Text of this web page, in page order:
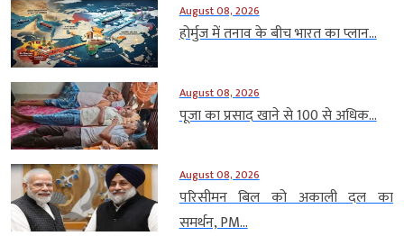
August 08, 2026
होर्मुज में तनाव के बीच भारत का प्लान...
August 08, 2026
पूजा का प्रसाद खाने से 100 से अधिक...
August 08, 2026
परिसीमन बिल को अकाली दल का
समर्थन, PM...